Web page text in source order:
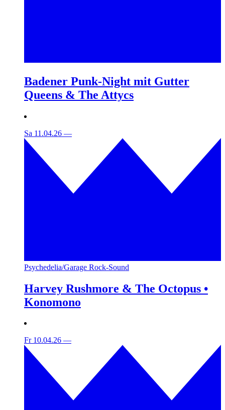
Badener Punk-Night mit Gutter
Queens & The Attycs
Sa 11.04.26 —
Psychedelia/Garage Rock-Sound
Harvey Rushmore & The Octopus •
Konomono
Fr 10.04.26 —